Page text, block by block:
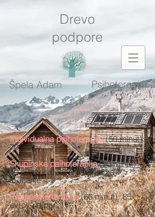
Drevo
podpore
Špela Adam Psihoterapija
Individualna psihoterapija(50 minut):
70 evrov
Skupinska psihoterapija(90 minut):
40 evrov na posameznika za
srečanje
Partnerska terapija(60 minut): 85
evrov na par